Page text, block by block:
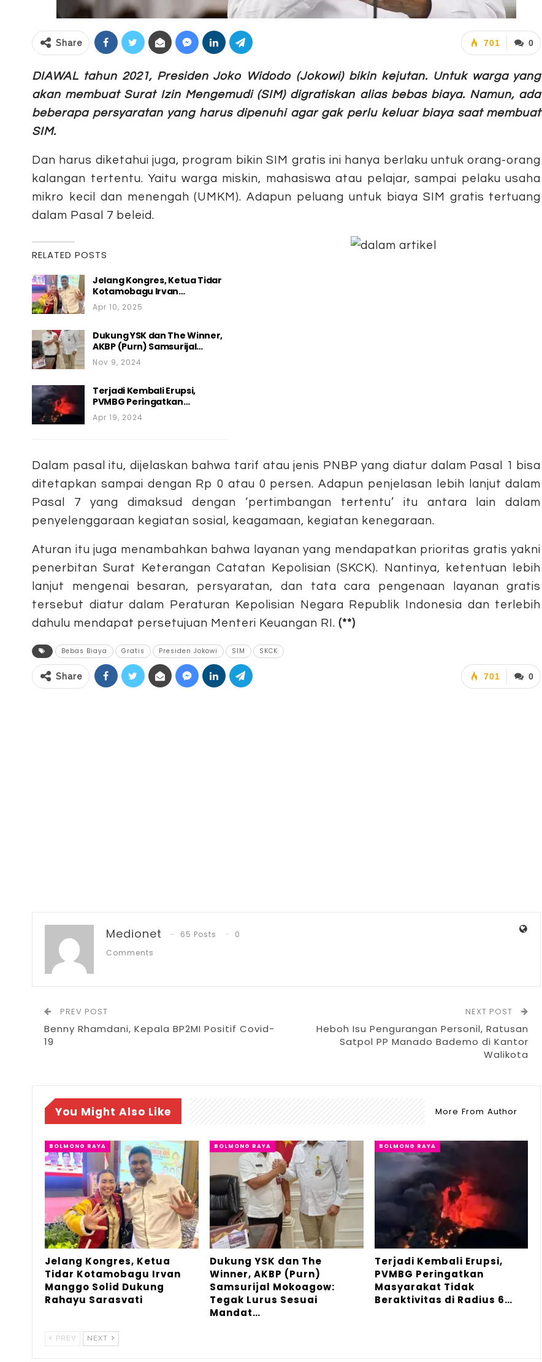
0
701
Share
DIAWAL tahun 2021, Presiden Joko Widodo (Jokowi) bikin kejutan. Untuk warga yang
akan membuat Surat Izin Mengemudi (SIM) digratiskan alias bebas biaya. Namun, ada
beberapa persyaratan yang harus dipenuhi agar gak perlu keluar biaya saat membuat
SIM.
Dan harus diketahui juga, program bikin SIM gratis ini hanya berlaku untuk orang-orang
kalangan tertentu. Yaitu warga miskin, mahasiswa atau pelajar, sampai pelaku usaha
mikro kecil dan menengah (UMKM). Adapun peluang untuk biaya SIM gratis tertuang
dalam Pasal 7 beleid.
RELATED POSTS
Jelang Kongres, Ketua Tidar
Kotamobagu Irvan…
Apr 10, 2025
Dukung YSK dan The Winner,
AKBP (Purn) Samsurijal…
Nov 9, 2024
Terjadi Kembali Erupsi,
PVMBG Peringatkan…
Apr 19, 2024
Dalam pasal itu, dijelaskan bahwa tarif atau jenis PNBP yang diatur dalam Pasal 1 bisa
ditetapkan sampai dengan Rp 0 atau 0 persen. Adapun penjelasan lebih lanjut dalam
Pasal 7 yang dimaksud dengan ‘pertimbangan tertentu’ itu antara lain dalam
penyelenggaraan kegiatan sosial, keagamaan, kegiatan kenegaraan.
Aturan itu juga menambahkan bahwa layanan yang mendapatkan prioritas gratis yakni
penerbitan Surat Keterangan Catatan Kepolisian (SKCK). Nantinya, ketentuan lebih
lanjut mengenai besaran, persyaratan, dan tata cara pengenaan layanan gratis
tersebut diatur dalam Peraturan Kepolisian Negara Republik Indonesia dan terlebih
dahulu mendapat persetujuan Menteri Keuangan RI. (**)
Bebas Biaya Gratis Presiden Jokowi SIM SKCK
0
701
Share
Medionet 65 Posts
0
Comments
PREV POST
Benny Rhamdani, Kepala BP2MI Positif Covid-
19
NEXT POST
Heboh Isu Pengurangan Personil, Ratusan
Satpol PP Manado Bademo di Kantor
Walikota
You Might Also Like More From Author
BOLMONG RAYA
Jelang Kongres, Ketua
Tidar Kotamobagu Irvan
Manggo Solid Dukung
Rahayu Sarasvati
BOLMONG RAYA
Dukung YSK dan The
Winner, AKBP (Purn)
Samsurijal Mokoagow:
Tegak Lurus Sesuai
Mandat…
BOLMONG RAYA
Terjadi Kembali Erupsi,
PVMBG Peringatkan
Masyarakat Tidak
Beraktivitas di Radius 6…
PREV NEXT